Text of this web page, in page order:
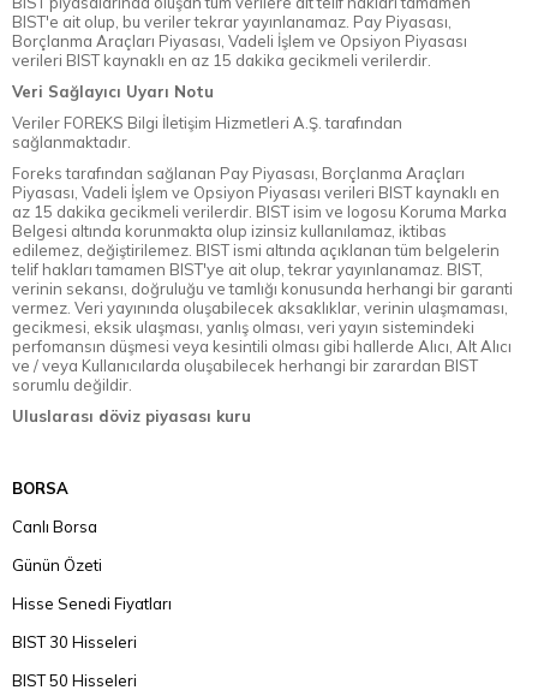
BIST'e ait olup, bu veriler tekrar yayınlanamaz. Pay Piyasası,
Borçlanma Araçları Piyasası, Vadeli İşlem ve Opsiyon Piyasası
verileri BIST kaynaklı en az 15 dakika gecikmeli verilerdir.
Veri Sağlayıcı Uyarı Notu
Veriler FOREKS Bilgi İletişim Hizmetleri A.Ş. tarafından
sağlanmaktadır.
Foreks tarafından sağlanan Pay Piyasası, Borçlanma Araçları
Piyasası, Vadeli İşlem ve Opsiyon Piyasası verileri BIST kaynaklı en
az 15 dakika gecikmeli verilerdir. BIST isim ve logosu Koruma Marka
Belgesi altında korunmakta olup izinsiz kullanılamaz, iktibas
edilemez, değiştirilemez. BIST ismi altında açıklanan tüm belgelerin
telif hakları tamamen BIST'ye ait olup, tekrar yayınlanamaz. BIST,
verinin sekansı, doğruluğu ve tamlığı konusunda herhangi bir garanti
vermez. Veri yayınında oluşabilecek aksaklıklar, verinin ulaşmaması,
gecikmesi, eksik ulaşması, yanlış olması, veri yayın sistemindeki
perfomansın düşmesi veya kesintili olması gibi hallerde Alıcı, Alt Alıcı
ve / veya Kullanıcılarda oluşabilecek herhangi bir zarardan BIST
sorumlu değildir.
Uluslarası döviz piyasası kuru
BORSA
Canlı Borsa
Günün Özeti
Hisse Senedi Fiyatları
BIST 30 Hisseleri
BIST 50 Hisseleri